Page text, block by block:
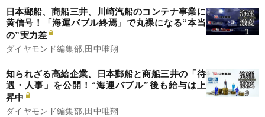
日本郵船、商船三井、川崎汽船のコンテナ事業に
黄信号！「海運バブル終焉」で丸裸になる“本当
の”実力差
ダイヤモンド編集部,田中唯翔
知られざる高給企業、日本郵船と商船三井の「待
遇・人事」を公開！“海運バブル”後も給与は上
昇中
ダイヤモンド編集部,田中唯翔